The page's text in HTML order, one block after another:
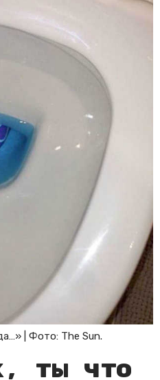
| Фото: The Sun.
ты что